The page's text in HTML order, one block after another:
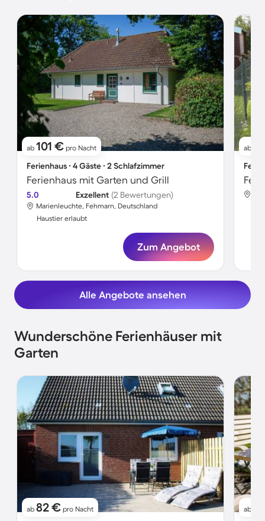
ab 101 € pro Nacht
Ferienhaus ∙ 4 Gäste ∙ 2 Schlafzimmer
Ferienhaus mit Garten und Grill
5.0 Exzellent (2 Bewertungen)
Marienleuchte, Fehmarn, Deutschland
Haustier erlaubt
Zum Angebot
ab
Alle Angebote ansehen
Wunderschöne Ferienhäuser mit
Garten
ab 82 € pro Nacht ab